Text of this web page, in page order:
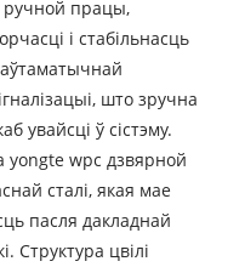
ручной працы,
і стабільнасць
што зручна
увайсці ў сістэму.
yongte wpc дзвярной
сталі, якая мае
пасля дакладнай
Структура цвілі